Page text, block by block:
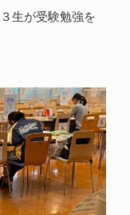
生が受験勉強を